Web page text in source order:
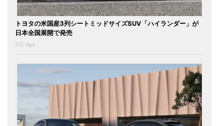
トヨタの米国産3列シートミッドサイズSUV「ハイランダー」が
日本全国展開で発売
2日 ago